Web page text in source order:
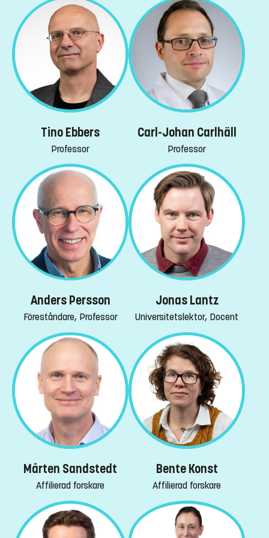
Tino Ebbers
Professor
Carl-Johan Carlhäll
Professor
Anders Persson
Föreståndare, Professor
Jonas Lantz
Universitetslektor, Docent
Mårten Sandstedt
Affilierad forskare
Bente Konst
Affilierad forskare